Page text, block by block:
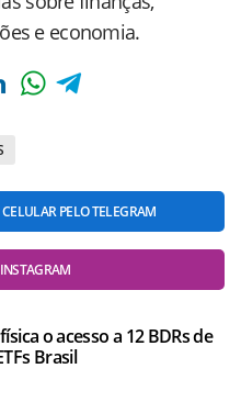
e economia.
PELO TELEGRAM
o acesso a 12 BDRs de
Brasil